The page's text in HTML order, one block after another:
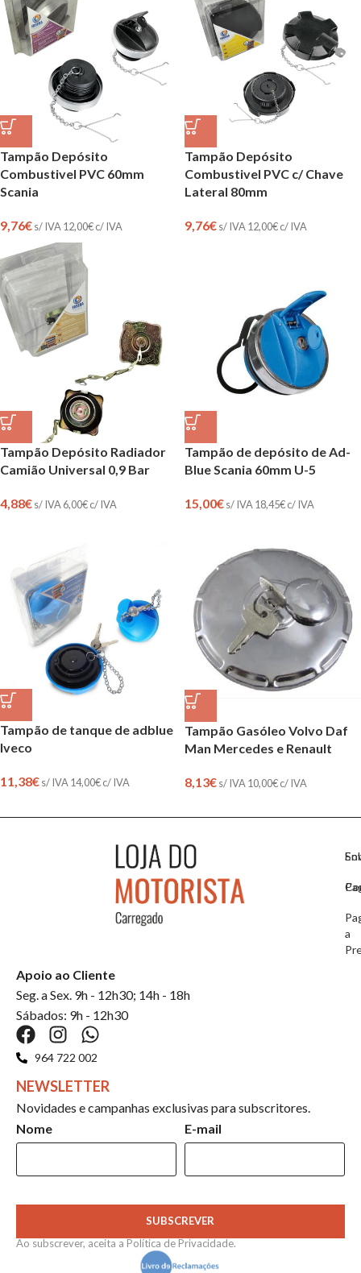
Tampão Depósito
Combustivel PVC 60mm
Scania
9,76€s/ IVA 12,00€c/ IVA
Tampão Depósito
Combustivel PVC c/ Chave
Lateral 80mm
9,76€s/ IVA 12,00€c/ IVA
Tampão Depósito Radiador
Camião Universal 0,9 Bar
4,88€s/ IVA 6,00€c/ IVA
Tampão de depósito de Ad-
Blue Scania 60mm U-5
15,00€s/ IVA 18,45€c/ IVA
Tampão de tanque de adblue
Iveco
11,38€s/ IVA 14,00€c/ IVA
Tampão Gasóleo Volvo Daf
Man Mercedes e Renault
8,13€s/ IVA 10,00€c/ IVA
a
Apoio ao Cliente
Seg. a Sex. 9h - 12h30; 14h - 18h
Sábados: 9h - 12h30
964 722 002
NEWSLETTER
Novidades e campanhas exclusivas para subscritores.
Nome
E-mail
SUBSCREVER
Ao subscrever, aceita aPolítica de Privacidade.